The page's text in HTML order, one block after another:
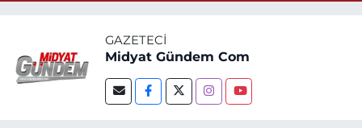
GAZETECI
Midyat Gündem Com